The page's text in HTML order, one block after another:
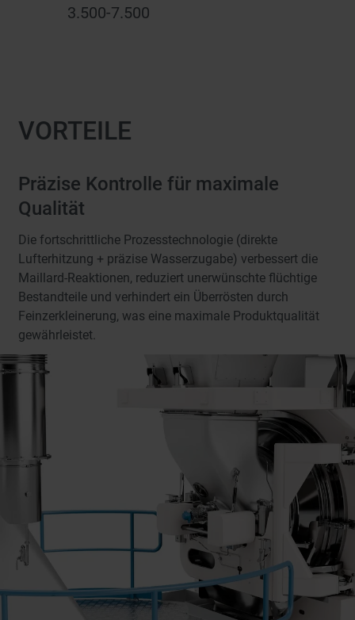
3.500-7.500
VORTEILE
Präzise Kontrolle für maximale
Qualität
Die fortschrittliche Prozesstechnologie (direkte
Lufterhitzung + präzise Wasserzugabe) verbessert die
Maillard-Reaktionen, reduziert unerwünschte flüchtige
Bestandteile und verhindert ein Überrösten durch
Feinzerkleinerung, was eine maximale Produktqualität
gewährleistet.